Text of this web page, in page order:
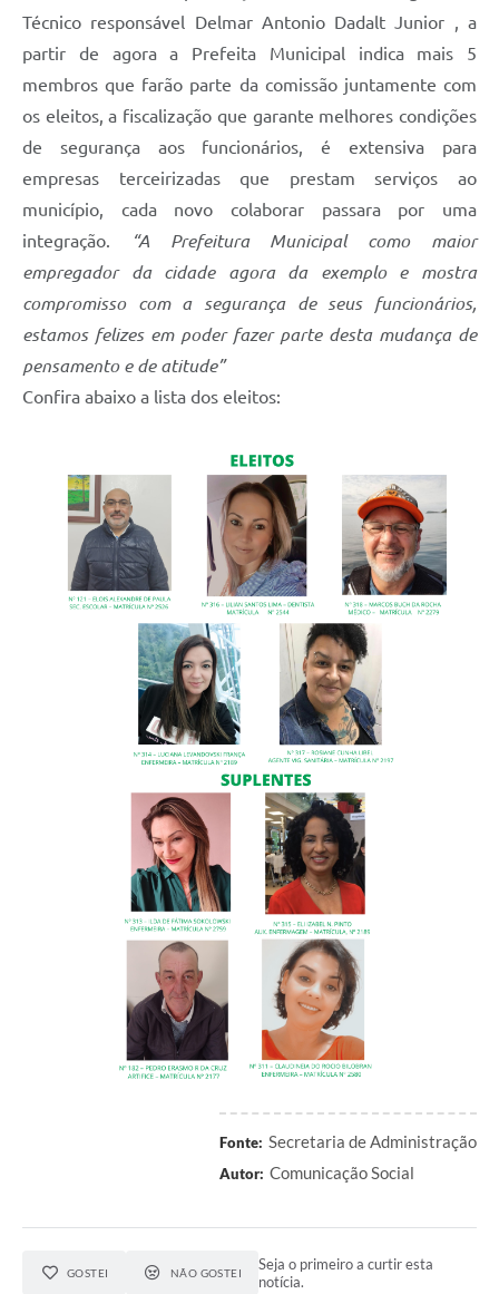
Previdência Complementar
Telefones Prefeitura Municipal
Feriados Municipais
Imprensa
Telefones Postos de Saúde
Plantão das Funerárias
Recebimento de Recursos
Serviço de Informação ao Cidadão
Audiências Públicas
Iluminação Pública
Arquivos para Download
Logo Prefeitura de São Mateus do Sul
Briefing de Ações, Divulgações e Eventos
Solicitação de Remoção: Instituições Escolares
Técnico responsável Delmar Antonio Dadalt Junior , a
partir de agora a Prefeita Municipal indica mais 5
membros que farão parte da comissão juntamente com
os eleitos, a fiscalização que garante melhores condições
de segurança aos funcionários, é extensiva para
empresas terceirizadas que prestam serviços ao
município, cada novo colaborar passara por uma
integração.
“A Prefeitura Municipal como maior
empregador da cidade agora da exemplo e mostra
compromisso com a segurança de seus funcionários,
estamos felizes em poder fazer parte desta mudança de
pensamento e de atitude”
Confira abaixo a lista dos eleitos:
Fonte: Secretaria de Administração
Autor: Comunicação Social
GOSTEI NÃO GOSTEI
Seja o primeiro a curtir esta
notícia.